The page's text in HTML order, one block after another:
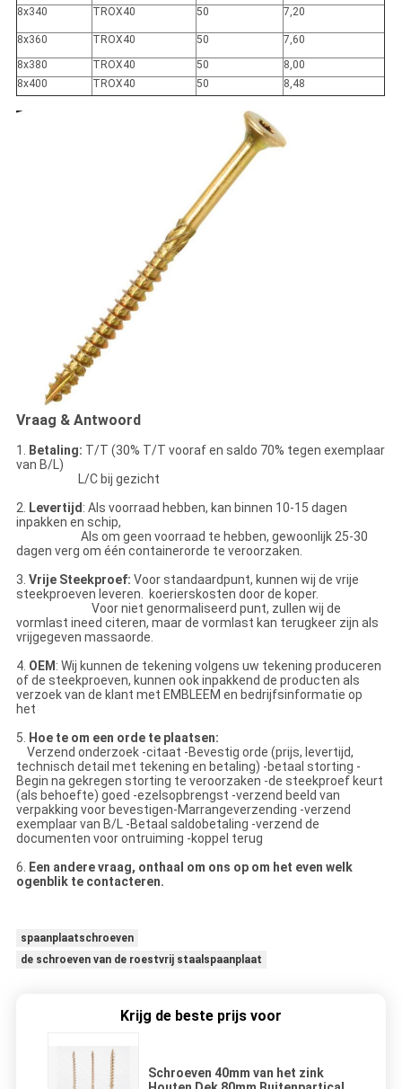
8x340 TROX40 50 7,20
8x360 TROX40 50
7,60
8x380
TROX40 50
8,00
8x400
TROX40 50 8,48
Vraag & Antwoord
1. Betaling: T/T (30% T/T vooraf en saldo 70% tegen exemplaar
van B/L)
L/C bij gezicht
2.
Levertijd : Als voorraad hebben, kan binnen 10-15 dagen
inpakken en schip,
Als om geen voorraad te hebben, gewoonlijk 25-30
dagen verg om één containerorde te veroorzaken.
3. Vrije Steekproef: Voor standaardpunt, kunnen wij de vrije
steekproeven leveren. koerierskosten door de koper.
Voor niet genormaliseerd punt, zullen wij de
vormlast ineed citeren, maar de vormlast kan terugkeer zijn als
vrijgegeven massaorde.
4. OEM : Wij kunnen de tekening volgens uw tekening produceren
of de steekproeven, kunnen ook inpakkend de producten als
verzoek van de klant met EMBLEEM en bedrijfsinformatie op
het
5.
Hoe te om een orde te plaatsen:
Verzend onderzoek -citaat -Bevestig orde (prijs, levertijd,
technisch detail met tekening en betaling) -betaal storting -
Begin na gekregen storting te veroorzaken -de steekproef keurt
(als behoefte) goed -ezelsopbrengst -verzend beeld van
verpakking voor bevestigen-Marrangeverzending -verzend
exemplaar van B/L -Betaal saldobetaling -verzend de
documenten voor ontruiming -koppel terug
6.
Een andere vraag, onthaal om ons op om het even welk
ogenblik te contacteren.
spaanplaatschroeven
de schroeven van de roestvrij staalspaanplaat
Krijg de beste prijs voor
Schroeven 40mm van het zink